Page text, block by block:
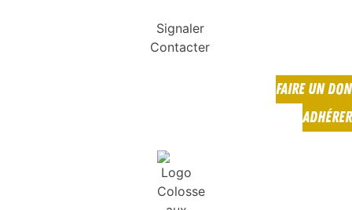
Signaler
Contacter
FAIRE UN DON
ADHÉRER